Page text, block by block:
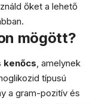
őket a lehető
mögött?
kenőcs , amelynek
típusú
a gram-pozitív és